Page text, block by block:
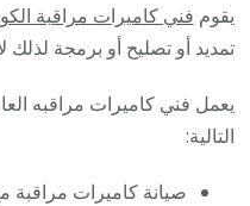
يقوم فني كاميرات مراقبة
تمديد أو تصليح أو برمجة لذلك
يعمل فني كاميرات مراقبه
التالية:
صيانة كاميرات